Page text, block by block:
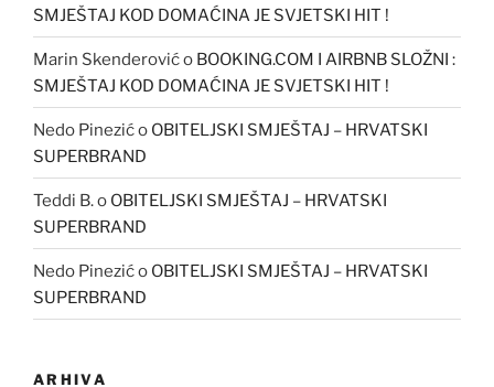
SMJEŠTAJ KOD DOMAĆINA JE SVJETSKI HIT !
Marin Skenderovićo BOOKING.COM I AIRBNB SLOŽNI :
SMJEŠTAJ KOD DOMAĆINA JE SVJETSKI HIT !
Nedo Pinezićo OBITELJSKI SMJEŠTAJ – HRVATSKI
SUPERBRAND
Teddi B.o OBITELJSKI SMJEŠTAJ – HRVATSKI
SUPERBRAND
Nedo Pinezićo OBITELJSKI SMJEŠTAJ – HRVATSKI
SUPERBRAND
ARHIVA